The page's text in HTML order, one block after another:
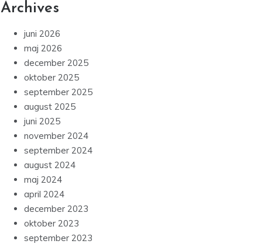
Archives
juni 2026
maj 2026
december 2025
oktober 2025
september 2025
august 2025
juni 2025
november 2024
september 2024
august 2024
maj 2024
april 2024
december 2023
oktober 2023
september 2023